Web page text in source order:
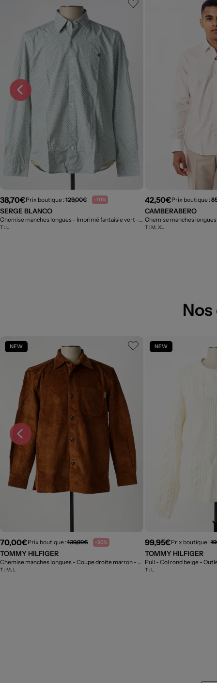
38,70€Prix boutique : 129,00€ -70%
SERGE BLANCO
Chemise manches longues - Imprimé fantaisie vert - Outlet
T : L
42,50€Prix boutique :
CAMBERABERO
T : M, XL
NEW
70,00€Prix boutique : 139,99€ -50%
TOMMY HILFIGER
Chemise manches longues - Coupe droite marron - Outlet
T : M, L
NEW
99,95€Prix boutique :
TOMMY HILFIGER
Pull - Col rond beige -
T : L